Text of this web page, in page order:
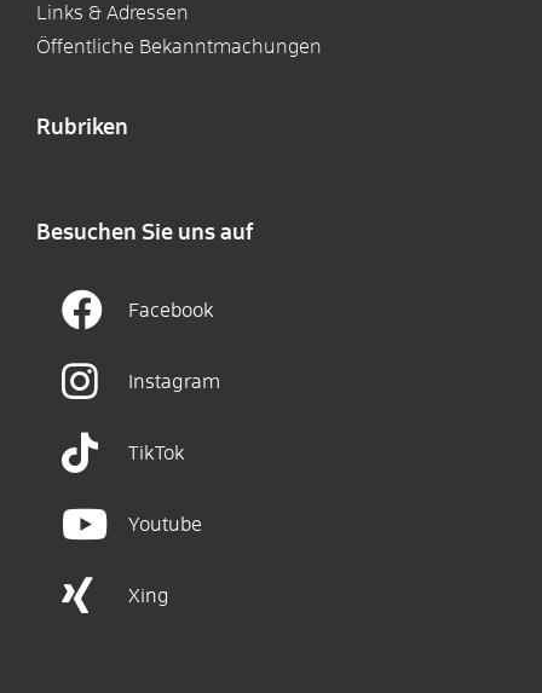
Links & Adressen
Öffentliche Bekanntmachungen
Rubriken
Besuchen Sie uns auf
Facebook
Instagram
TikTok
Youtube
Xing